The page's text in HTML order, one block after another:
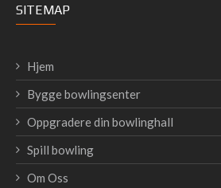
SITEMAP
Hjem
Bygge bowlingsenter
Oppgradere din bowlinghall
Spill bowling
Om Oss